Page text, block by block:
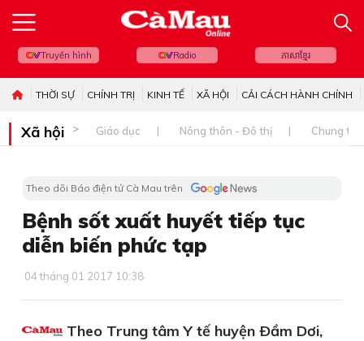
Truyền hình Radio ភាសាខ្មែរ
THỜI SỰ CHÍNH TRỊ KINH TẾ XÃ HỘI CẢI CÁCH HÀNH CHÍNH
Xã hội Giáo dục Nông thôn - Đô thị Chung
Theo dõi Báo điện tử Cà Mau trên
Bệnh sốt xuất huyết tiếp tục
diễn biến phức tạp
04 tháng 01 2017 10:38
Theo Trung tâm Y tế huyện Ðầm Dơi,